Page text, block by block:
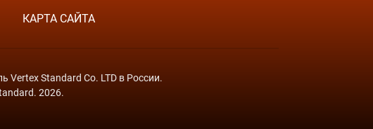
КАРТА САЙТА
Vertex Standard Co. LTD в России.
2026.